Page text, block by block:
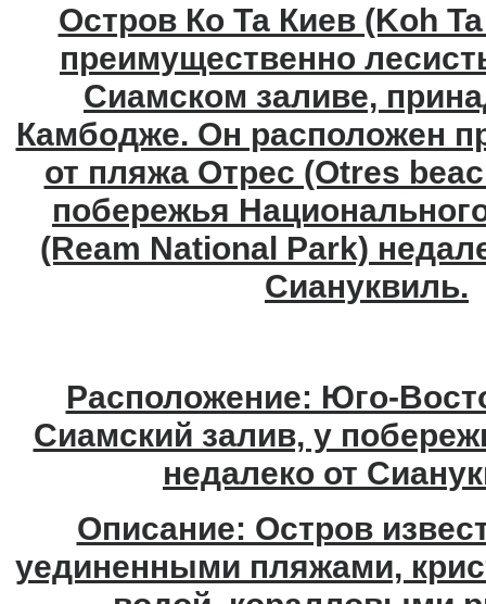
Остров Ко Та Киев (Koh
преимущественно
Сиамском заливе,
Камбодже. Он расположен
от пляжа Отрес (Otres
побережья
(Ream National Park)
Сиануквиль.
Расположение: Юго-
Сиамский залив, у
недалеко от
Описание: Остров
уединенными пляжами,